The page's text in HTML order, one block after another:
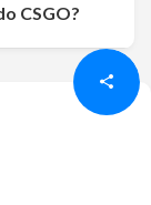
Udostępnij
CSGO?